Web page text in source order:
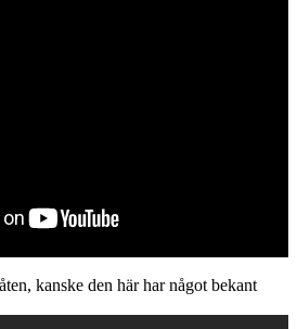
kanske den här har något bekant